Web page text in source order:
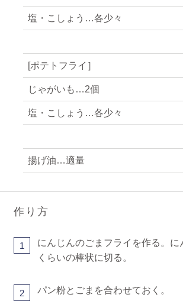
塩・こしょう…各少々
[ポテトフライ］
じゃがいも…2個
塩・こしょう…各少々
揚げ油…適量
作り方
1
にんじんのごまフライを作る。に
くらいの棒状に切る。
2 パン粉とごまを合わせておく。